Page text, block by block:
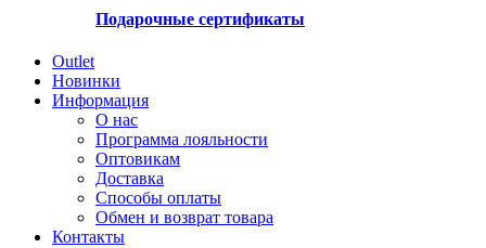
Подарочные сертификаты
Оutlet
Новинки
Информация
О нас
Программа лояльности
Оптовикам
Доставка
Способы оплаты
Обмен и возврат товара
Контакты